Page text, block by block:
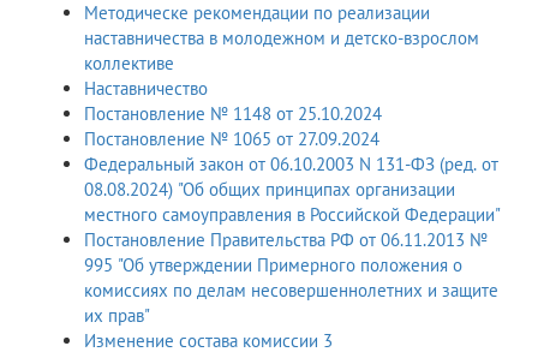
Методическе рекомендации по реализации
наставничества в молодежном и детско-взрослом
коллективе
Наставничество
Постановление № 1148 от 25.10.2024
Постановление № 1065 от 27.09.2024
Федеральный закон от 06.10.2003 N 131-ФЗ (ред. от
08.08.2024) "Об общих принципах организации
местного самоуправления в Российской Федерации"
Постановление Правительства РФ от 06.11.2013 №
995 "Об утверждении Примерного положения о
комиссиях по делам несовершеннолетних и защите
их прав"
Изменение состава комиссии 3